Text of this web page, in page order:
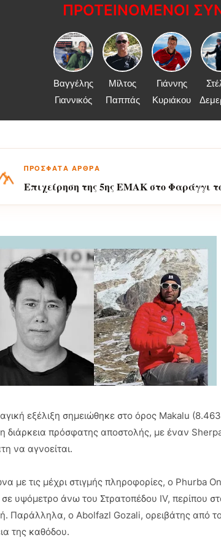
ΠΡΟΤΕΙΝΟΜΕΝΟΙ
Βαγγέλης
Γιαννικός
Μίλτος
Παππάς
Γιάννης
Κυριάκου
ΠΡΟΣΦΑΤΑ ΑΡΘΡΑ
Επιχείρηση της 5ης ΕΜΑΚ στο Φαράγγι
εξέλιξη σημειώθηκε στο όρος Makalu
διάρκεια πρόσφατης αποστολής, με έναν
να αγνοείται.
με τις μέχρι στιγμής πληροφορίες, ο Phurba
υψόμετρο άνω του Στρατοπέδου IV, περίπου
Παράλληλα, ο Abolfazl Gozali, ορειβάτης από το
της καθόδου.